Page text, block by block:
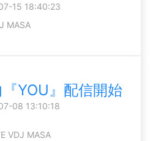
15 18:40:23
MASA
YOU』配信開始
08 13:10:18
VDJ MASA